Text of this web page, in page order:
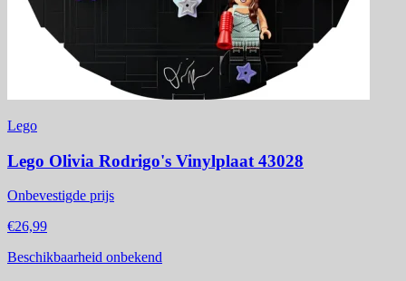
Lego
Lego Olivia Rodrigo's Vinylplaat 43028
Onbevestigde prijs
€26,99
Beschikbaarheid onbekend